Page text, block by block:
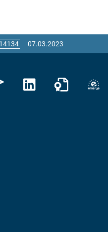
07.03.2023